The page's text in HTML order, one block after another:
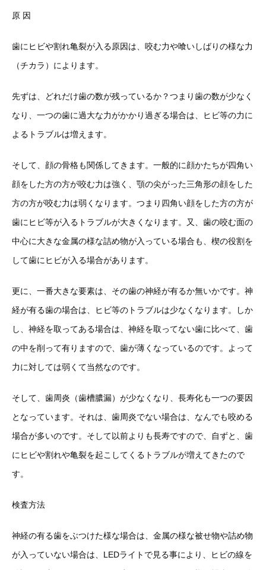
原 因
歯にヒビや割れ亀裂が入る原因は、咬む力や喰いしばりの様な力
（チカラ）によります。
先ずは、どれだけ歯の数が残っているか？つまり歯の数が少なく
なり、一つの歯に過大な力がかかり過ぎる場合は、ヒビ等の力に
よるトラブルは増えます。
そして、顔の骨格も関係してきます。一般的に顔かたちが四角い
顔をした方の方が咬む力は強く、顎の尖がった三角形の顔をした
方の方が咬む力は弱くなります。つまり四角い顔をした方の方が
歯にヒビ等が入るトラブルが大きくなります。又、歯の咬む面の
中心に大きな金属の様な詰め物が入っている場合も、楔の役割を
して歯にヒビが入る場合があります。
更に、一番大きな要素は、その歯の神経が有るか無いかです。神
経が有る歯の場合は、ヒビ等のトラブルは少なくなります。しか
し、神経を取ってある場合は、神経を取ってない歯に比べて、歯
の中を削って有りますので、歯が薄くなっているのです。よって
力に対しては弱くて当然なのです。
そして、歯周炎（歯槽膿漏）が少なくなり、長寿化も一つの要因
となっています。それは、歯周炎でない場合は、なんでも咬める
場合が多いのです。そして以前よりも長寿ですので、自ずと、歯
にヒビや割れや亀裂を起こしてくるトラブルが増えてきたので
す。
検査方法
神経の有る歯をぶつけた様な場合は、金属の様な被せ物や詰め物
が入っていない場合は、LEDライトで見る事により、ヒビの線を